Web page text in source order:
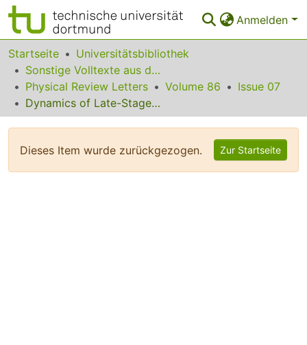
Anmelden
Bereiche & Sammlungen
Das gesamte Repositorium
Statistiken
Startseite
Universitätsbibliothek
Sonstige Volltexte aus dem Bibliotheksangebot
Physical Review Letters
Volume 86
Issue 07
Dynamics of Late-Stage Phase Separation in Crystalline Solids
Dieses Item wurde zurückgezogen. Zur Startseite